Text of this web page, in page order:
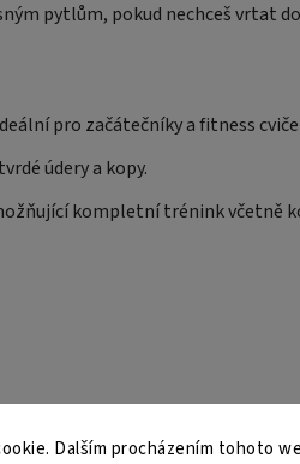
Dalším procházením tohoto
pytlům, pokud nechceš vrtat
pro začátečníky a fitness
údery a kopy.
kompletní trénink včetně